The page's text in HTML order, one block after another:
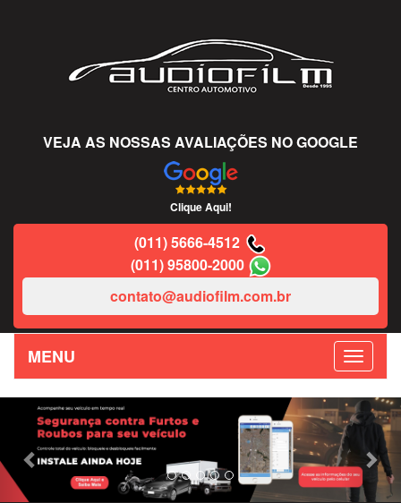
VEJA AS NOSSAS AVALIAÇÕES NO GOOGLE
Clique Aqui!
(011) 5666-4512
(011) 95800-2000
contato@audiofilm.com.br
MENU
Previous